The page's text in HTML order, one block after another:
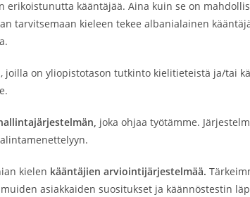
kääntäjää. Aina kuin se on
tarvitsemaan kieleen tekee albanialainen
on yliopistotason tutkinto kielitieteistä ja/tai
joka ohjaa työtämme.
kielen kääntäjien arviointijärjestelmää.
asiakkaiden suositukset ja käännöstestin